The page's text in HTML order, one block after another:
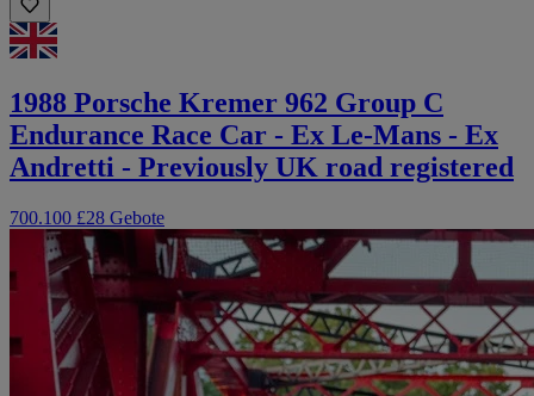
1988 Porsche Kremer 962 Group C
Endurance Race Car - Ex Le-Mans - Ex
Andretti - Previously UK road registered
700.100 £28 Gebote